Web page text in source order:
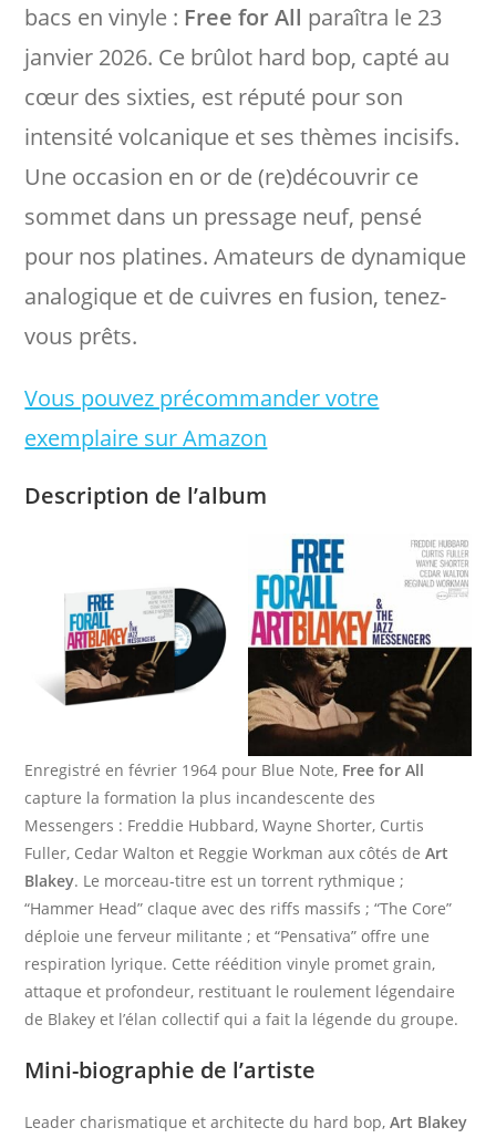
bacs en vinyle : Free for All paraîtra le 23
janvier 2026. Ce brûlot hard bop, capté au
cœur des sixties, est réputé pour son
intensité volcanique et ses thèmes incisifs.
Une occasion en or de (re)découvrir ce
sommet dans un pressage neuf, pensé
pour nos platines. Amateurs de dynamique
analogique et de cuivres en fusion, tenez-
vous prêts.
Vous pouvez précommander votre
exemplaire sur Amazon
Description de l’album
Enregistré en février 1964 pour Blue Note, Free for All
capture la formation la plus incandescente des
Messengers : Freddie Hubbard, Wayne Shorter, Curtis
Fuller, Cedar Walton et Reggie Workman aux côtés deArt
Blakey. Le morceau‑titre est un torrent rythmique ;
“Hammer Head” claque avec des riffs massifs ; “The Core”
déploie une ferveur militante ; et “Pensativa” offre une
respiration lyrique. Cette réédition vinyle promet grain,
attaque et profondeur, restituant le roulement légendaire
de Blakey et l’élan collectif qui a fait la légende du groupe.
Mini-biographie de l’artiste
Leader charismatique et architecte du hard bop,Art Blakey